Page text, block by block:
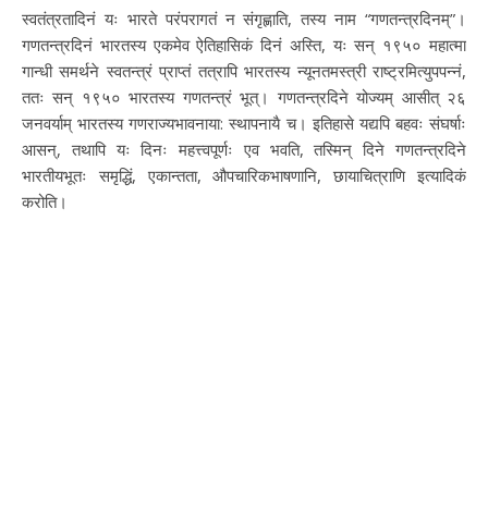
स्वतंत्रतादिनं यः भारते परंपरागतं न संगृह्णाति, तस्य नाम “गणतन्त्रदिनम्”।
गणतन्त्रदिनं भारतस्य एकमेव ऐतिहासिकं दिनं अस्ति, यः सन् १९५० महात्मा
गान्धी समर्थने स्वतन्त्रं प्राप्तं तत्रापि भारतस्य न्यूनतमस्त्री राष्ट्रमित्युपपन्नं,
ततः सन् १९५० भारतस्य गणतन्त्रं भूत्। गणतन्त्रदिने योज्यम् आसीत् २६
जनवर्याम् भारतस्य गणराज्यभावनाया: स्थापनायै च। इतिहासे यद्यपि बहवः संघर्षाः
आसन्, तथापि यः दिनः महत्त्वपूर्णः एव भवति, तस्मिन् दिने गणतन्त्रदिने
भारतीयभूतः समृद्धिं, एकान्तता, औपचारिकभाषणानि, छायाचित्राणि इत्यादिकं
करोति।